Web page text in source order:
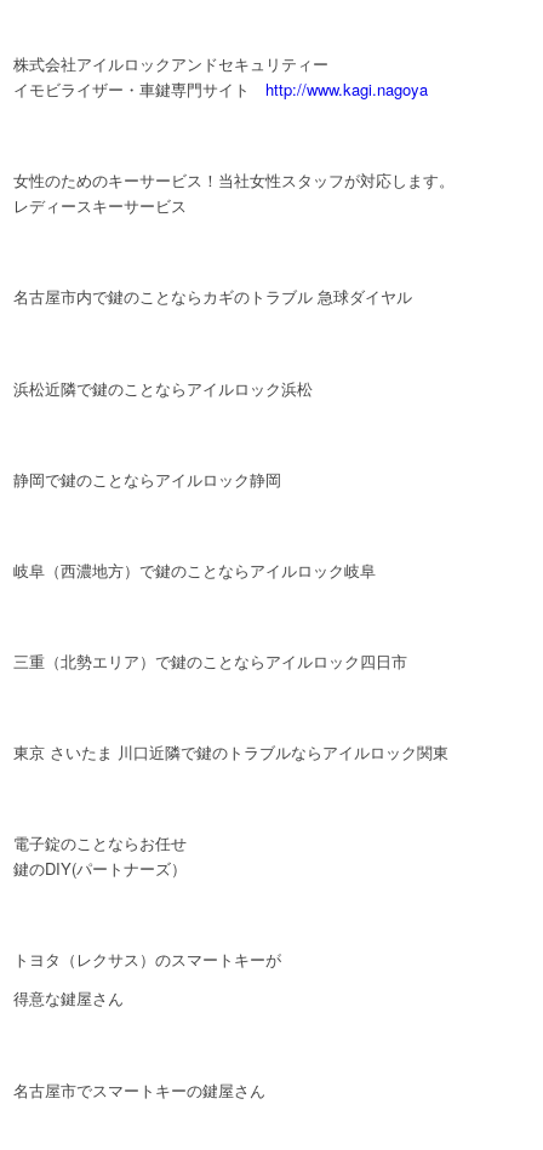
株式会社アイルロックアンドセキュリティー
イモビライザー・車鍵専門サイト http://www.kagi.nagoya
女性のためのキーサービス！当社女性スタッフが対応します。
レディースキーサービス
名古屋市内で鍵のことならカギのトラブル 急球ダイヤル
浜松近隣で鍵のことならアイルロック浜松
静岡で鍵のことならアイルロック静岡
岐阜（西濃地方）で鍵のことならアイルロック岐阜
三重（北勢エリア）で鍵のことならアイルロック四日市
東京 さいたま 川口近隣で鍵のトラブルならアイルロック関東
電子錠のことならお任せ
鍵のDIY(パートナーズ）
トヨタ（レクサス）のスマートキーが
得意な鍵屋さん
名古屋市でスマートキーの鍵屋さん